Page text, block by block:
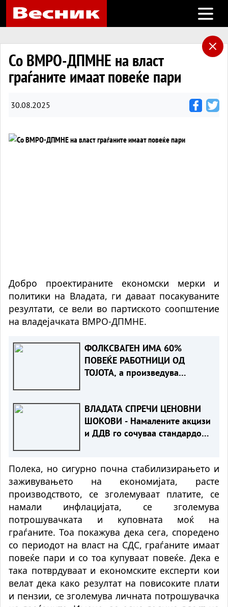
Open
Со ВМРО-ДПМНЕ на власт
граѓаните имаат повеќе пари
30.08.2025
Добро проектираните економски мерки и
политики на Владата, ги даваат посакуваните
резултати, се вели во партиското соопштение
на владејачката ВМРО-ДПМНЕ.
ФОЛКСВАГЕН ИМА 60%
ПОВЕЌЕ РАБОТНИЦИ ОД
ТОЈОТА, а произведува
ВЛАДАТА СПРЕЧИ ЦЕНОВНИ
ШОКОВИ - Намалените акцизи
и ДДВ го сочуваа стандардот
Полека, но сигурно почна стабилизирањето и
заживувањето на економијата, расте
производството, се зголемуваат платите, се
намали инфлацијата, се зголемува
потрошувачката и куповната моќ на
граѓаните. Тоа покажува дека сега, споредено
со периодот на власт на СДС, граѓаните имаат
повеќе пари и со тоа купуваат повеќе. Дека е
така потврдуваат и економските експерти кои
велат дека како резултат на повисоките плати
и пензии, се зголемува личната потрошувачка